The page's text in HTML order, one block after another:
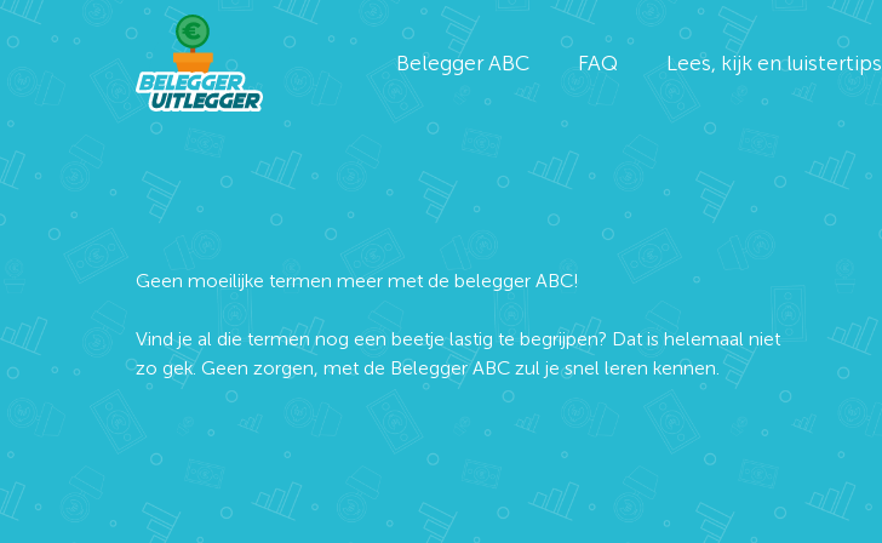
Belegger ABC FAQ Lees, kijk en luistertips
Geen moeilijke termen meer met de belegger ABC!
Vind je al die termen nog een beetje lastig te begrijpen? Dat is helemaal niet
zo gek. Geen zorgen, met de Belegger ABC zul je snel leren kennen.